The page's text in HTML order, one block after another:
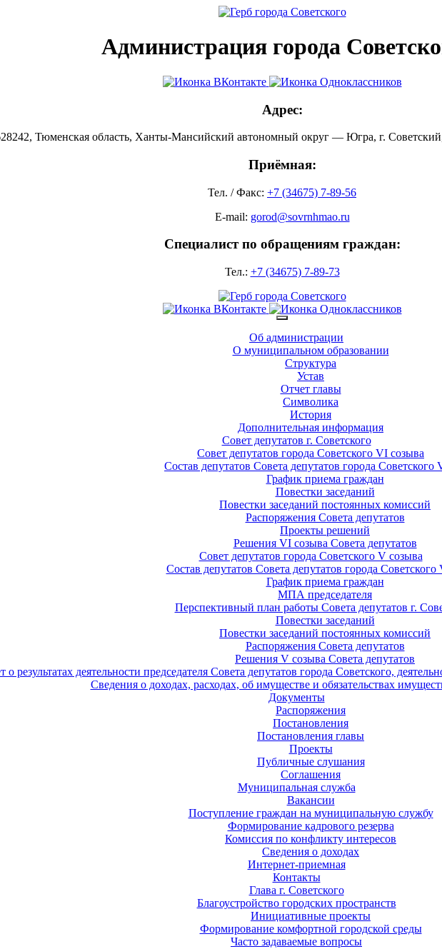
Администрация города
Адрес:
Тюменская область, Ханты-Мансийский автономный округ — Югра, г.
Приёмная:
Тел. / Факс: +7 (34675) 7-89-56
E-mail: gorod@sovrnhmao.ru
Специалист по обращениям граждан:
Тел.: +7 (34675) 7-89-73
Об администрации
О муниципальном образовании
Структура
Устав
Отчет главы
Символика
История
Дополнительная информация
Совет депутатов г. Советского
Совет депутатов города Советского VI созыва
Состав депутатов Совета депутатов города Советского
График приема граждан
Повестки заседаний
Повестки заседаний постоянных комиссий
Распоряжения Совета депутатов
Проекты решений
Решения VI созыва Совета депутатов
Совет депутатов города Советского V созыва
Состав депутатов Совета депутатов города Советского
График приема граждан
МПА председателя
Перспективный план работы Совета депутатов г.
Повестки заседаний
Повестки заседаний постоянных комиссий
Распоряжения Совета депутатов
Решения V созыва Совета депутатов
о результатах деятельности председателя Совета депутатов города Советского,
Сведения о доходах, расходах, об имуществе и обязательствах
Документы
Распоряжения
Постановления
Постановления главы
Проекты
Публичные слушания
Соглашения
Муниципальная служба
Вакансии
Поступление граждан на муниципальную службу
Формирование кадрового резерва
Комиссия по конфликту интересов
Сведения о доходах
Интернет-приемная
Контакты
Глава г. Советского
Благоустройство городских пространств
Инициативные проекты
Формирование комфортной городской среды
Часто задаваемые вопросы